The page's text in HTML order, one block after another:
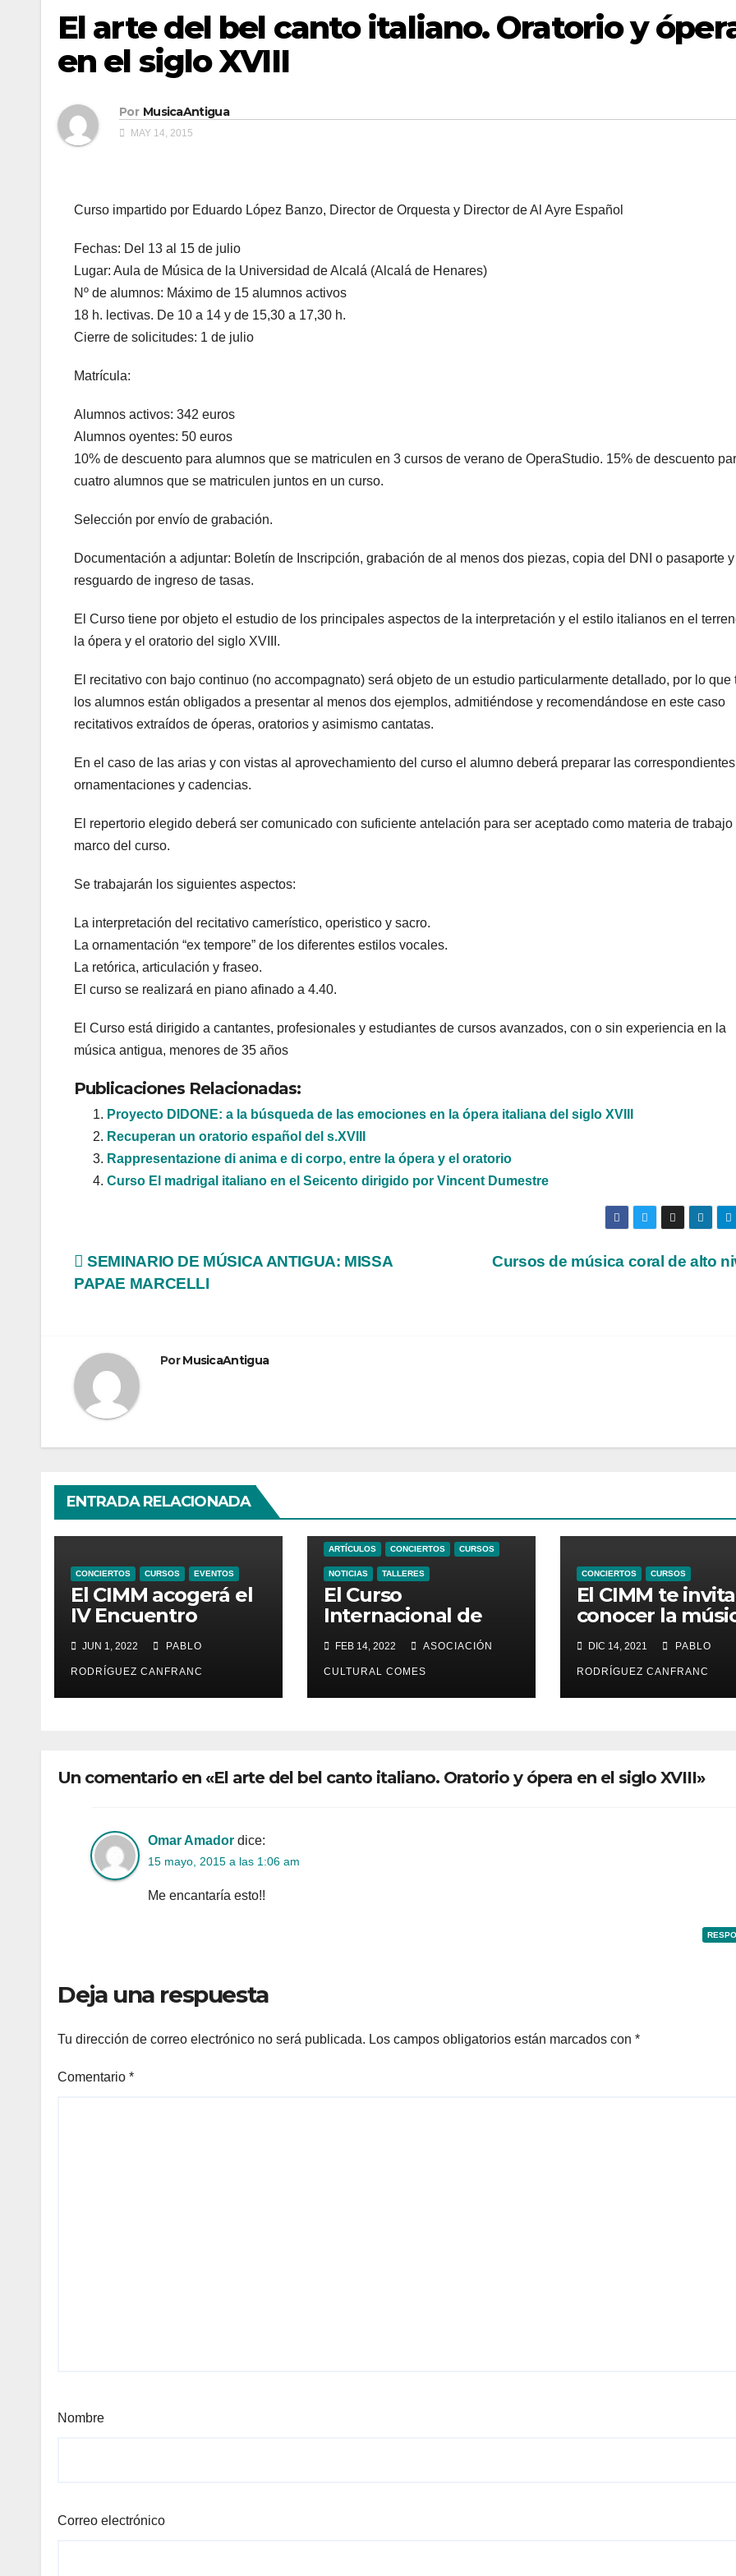
El arte del bel canto italiano. Oratorio y
en el siglo XVIII
Por MusicaAntigua
MAY 14, 2015
Curso impartido por Eduardo López Banzo, Director de Orquesta y Director de Al Ayre Español
Fechas: Del 13 al 15 de julio
Lugar: Aula de Música de la Universidad de Alcalá (Alcalá de Henares)
Nº de alumnos: Máximo de 15 alumnos activos
18 h. lectivas. De 10 a 14 y de 15,30 a 17,30 h.
Cierre de solicitudes: 1 de julio
Matrícula:
Alumnos activos: 342 euros
Alumnos oyentes: 50 euros
10% de descuento para alumnos que se matriculen en 3 cursos de verano de OperaStudio. 15% de descuento
cuatro alumnos que se matriculen juntos en un curso.
Selección por envío de grabación.
Documentación a adjuntar: Boletín de Inscripción, grabación de al menos dos piezas, copia del DNI o pasaporte y
resguardo de ingreso de tasas.
El Curso tiene por objeto el estudio de los principales aspectos de la interpretación y el estilo italianos en el
la ópera y el oratorio del siglo XVIII.
El recitativo con bajo continuo (no accompagnato) será objeto de un estudio particularmente detallado, por lo que
los alumnos están obligados a presentar al menos dos ejemplos, admitiéndose y recomendándose en este caso
recitativos extraídos de óperas, oratorios y asimismo cantatas.
En el caso de las arias y con vistas al aprovechamiento del curso el alumno deberá preparar las correspondientes
ornamentaciones y cadencias.
El repertorio elegido deberá ser comunicado con suficiente antelación para ser aceptado como materia de trabajo
marco del curso.
Se trabajarán los siguientes aspectos:
La interpretación del recitativo camerístico, operistico y sacro.
La ornamentación “ex tempore” de los diferentes estilos vocales.
La retórica, articulación y fraseo.
El curso se realizará en piano afinado a 4.40.
El Curso está dirigido a cantantes, profesionales y estudiantes de cursos avanzados, con o sin experiencia en la
música antigua, menores de 35 años
Publicaciones Relacionadas:
Proyecto DIDONE: a la búsqueda de las emociones en la ópera italiana del siglo XVIII
Recuperan un oratorio español del s.XVIII
Rappresentazione di anima e di corpo, entre la ópera y el oratorio
Curso El madrigal italiano en el Seicento dirigido por Vincent Dumestre
Navegación
Cursos de música coral de alto
SEMINARIO DE MÚSICA ANTIGUA: MISSA
PAPAE MARCELLI
PorMusicaAntigua
ENTRADA RELACIONADA
CONCIERTOS CURSOS EVENTOS
El CIMM acogerá el
IV Encuentro
Internacional de
Ministriles
JUN 1, 2022 PABLO
RODRÍGUEZ CANFRANC
ARTÍCULOS CONCIERTOS CURSOS
NOTICIAS TALLERES
El Curso
Internacional de
Música Medieval y
Renacentista
presenta su XI
edición
FEB 14, 2022 ASOCIACIÓN
CULTURAL COMES
CONCIERTOS CURSOS
El CIMM te
conocer la
litúrgica del
VIII con Marcel
Pérès
DIC 14, 2021 PABLO
RODRÍGUEZ CANFRANC
Un comentario en «El arte del bel canto italiano. Oratorio y ópera en el siglo XVIII»
Omar Amador dice:
15 mayo, 2015 a las 1:06 am
Me encantaría esto!!
Deja una respuesta
Tu dirección de correo electrónico no será publicada. Los campos obligatorios están marcados con *
Comentario *
Nombre
Correo electrónico